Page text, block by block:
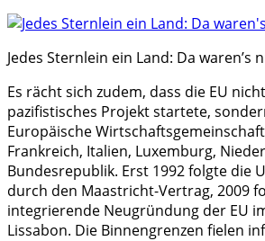
Jedes Sternlein ein Land: Da waren’s
Es rächt sich zudem, dass die EU
pazifistisches Projekt startete,
Europäische
Frankreich, Italien, Luxemburg,
Bundesrepublik. Erst 1992 folgte die
durch den Maastricht-Vertrag, 2009
integrierende Neugründung der EU
Lissabon. Die Binnengrenzen fielen